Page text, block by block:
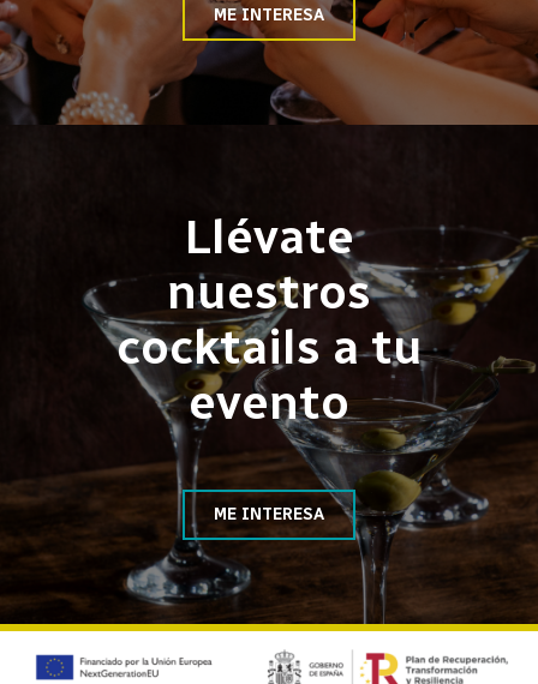
ME INTERESA
Llévate
nuestros
cocktails a tu
evento
ME INTERESA